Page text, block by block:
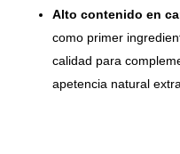
Alto contenido en
como primer
calidad para
apetencia natural